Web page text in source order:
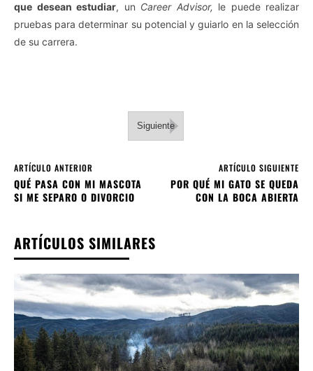
que desean estudiar, un Career Advisor, le puede realizar
pruebas para determinar su potencial y guiarlo en la selección
de su carrera.
Siguiente
ARTÍCULO ANTERIOR
QUÉ PASA CON MI MASCOTA
SI ME SEPARO O DIVORCIO
ARTÍCULO SIGUIENTE
POR QUÉ MI GATO SE QUEDA
CON LA BOCA ABIERTA
ARTÍCULOS SIMILARES